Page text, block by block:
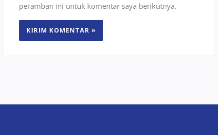
peramban ini untuk komentar saya berikutnya.